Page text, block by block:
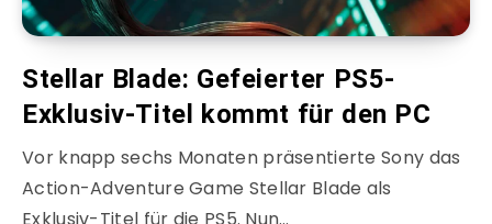
Stellar Blade: Gefeierter PS5-
Exklusiv-Titel kommt für den PC
Vor knapp sechs Monaten präsentierte Sony das
Action-Adventure Game Stellar Blade als